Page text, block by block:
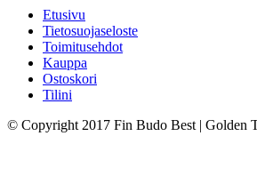
Etusivu
Tietosuojaseloste
Toimitusehdot
Kauppa
Ostoskori
Tilini
© Copyright 2017 Fin Budo Best | Golden